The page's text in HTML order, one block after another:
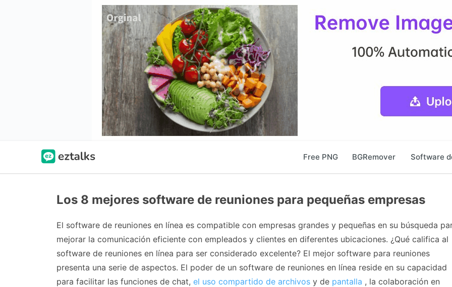
Free PNG BGRemover Software
Los 8 mejores software de reuniones para pequeñas empresas
El software de reuniones en línea es compatible con empresas grandes y pequeñas en su búsqueda
mejorar la comunicación eficiente con empleados y clientes en diferentes ubicaciones. ¿Qué califica al
software de reuniones en línea para ser considerado excelente? El mejor software para reuniones
presenta una serie de aspectos. El poder de un software de reuniones en línea reside en su capacidad
para facilitar las funciones de chat, el uso compartido de archivos y de pantalla , la colaboración en